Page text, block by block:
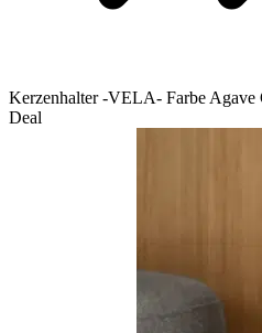
Kerzenhalter -VELA- Farbe Agave
Deal